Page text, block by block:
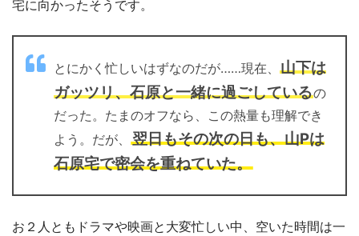
宅に向かったそうです。
とにかく忙しいはずなのだが……現在、 山下は
ガッツリ、石原と一緒に過ごしているの
だった。たまのオフなら、この熱量も理解でき
よう。だが、 翌日もその次の日も、山Pは
石原宅で密会を重ねていた。
お２人ともドラマや映画と大変忙しい中、空いた時間は一